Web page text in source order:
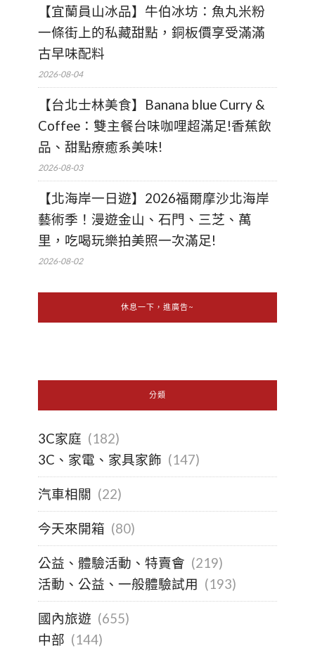
【宜蘭員山冰品】牛伯冰坊：魚丸米粉
一條街上的私藏甜點，銅板價享受滿滿
古早味配料
2026-08-04
【台北士林美食】Banana blue Curry &
Coffee：雙主餐台味咖哩超滿足!香蕉飲
品、甜點療癒系美味!
2026-08-03
【北海岸一日遊】2026福爾摩沙北海岸
藝術季！漫遊金山、石門、三芝、萬
里，吃喝玩樂拍美照一次滿足!
2026-08-02
休息一下，進廣告~
分類
3C家庭 (182)
3C、家電、家具家飾 (147)
汽車相關 (22)
今天來開箱 (80)
公益、體驗活動、特賣會 (219)
活動、公益、一般體驗試用 (193)
國內旅遊 (655)
中部 (144)